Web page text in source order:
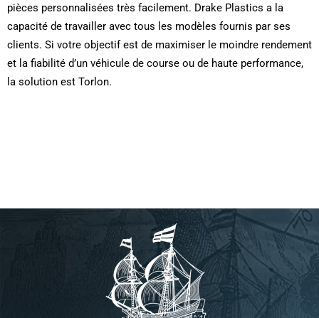
pièces personnalisées très facilement. Drake Plastics a la
capacité de travailler avec tous les modèles fournis par ses
clients. Si votre objectif est de maximiser le moindre rendement
et la fiabilité d’un véhicule de course ou de haute performance,
la solution est Torlon.